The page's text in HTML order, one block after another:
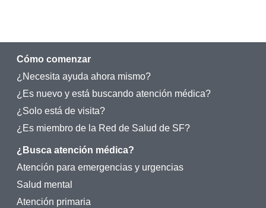
Cómo comenzar
¿Necesita ayuda ahora mismo?
¿Es nuevo y está buscando atención médica?
¿Solo está de visita?
¿Es miembro de la Red de Salud de SF?
¿Busca atención médica?
Atención para emergencias y urgencias
Salud mental
Atención primaria